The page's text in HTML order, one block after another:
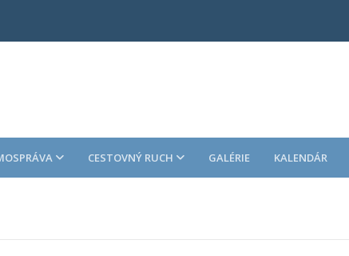
CESTOVNÝ RUCH GALÉRIE KALENDÁR